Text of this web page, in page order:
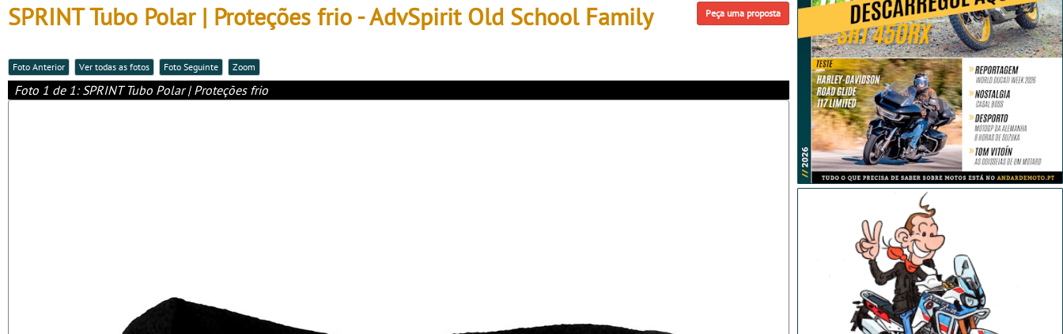
Peça uma proposta
SPRINT Tubo Polar | Proteções frio - AdvSpirit Old School Family
Foto Anterior Ver todas as fotos Foto Seguinte Zoom
Foto 1 de 1: SPRINT Tubo Polar | Proteções frio